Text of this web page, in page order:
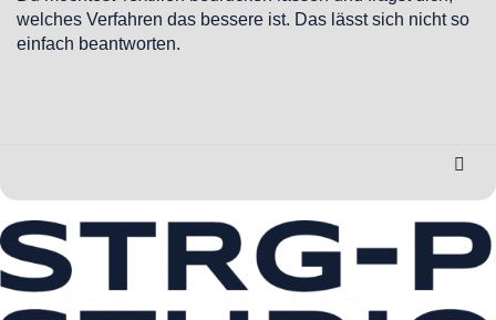
welches Verfahren das bessere ist. Das lässt sich nicht so
einfach beantworten.